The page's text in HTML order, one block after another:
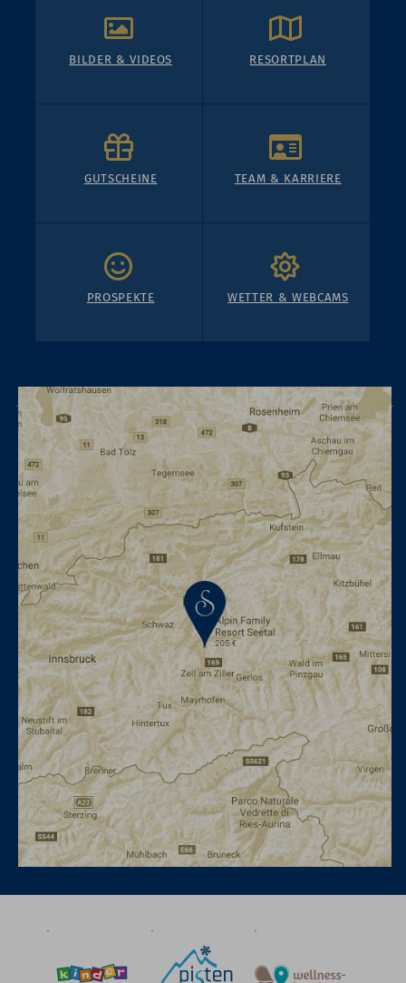
BILDER & VIDEOS RESORTPLAN
GUTSCHEINE TEAM & KARRIERE
PROSPEKTE WETTER & WEBCAMS